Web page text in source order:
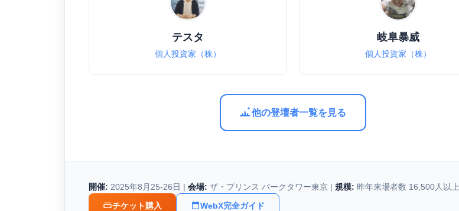
テスタ
個人投資家（株）
岐阜暴威
個人投資家（株）
他の登壇者一覧を見る
開催: 2025年8月25-26日 | 会場: ザ・プリンス パークタワー東京 | 規模: 昨年来場者数 16,500人以上
チケット購入
WebX完全ガイド